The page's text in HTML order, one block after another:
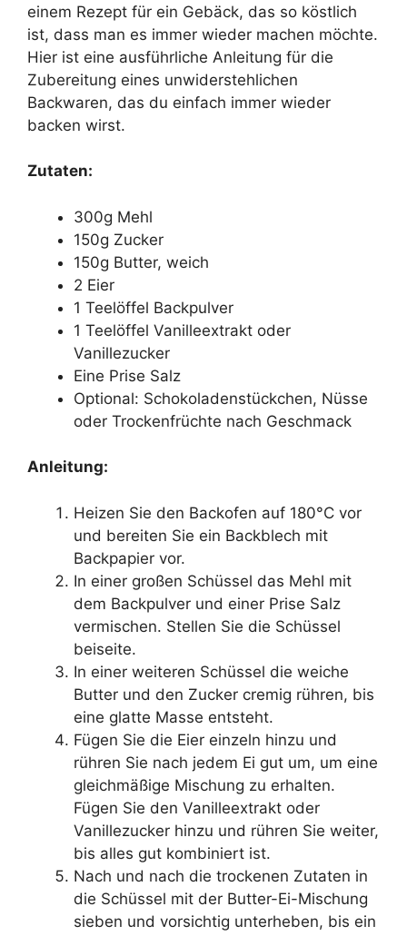
einem Rezept für ein Gebäck, das so köstlich
ist, dass man es immer wieder machen möchte.
Hier ist eine ausführliche Anleitung für die
Zubereitung eines unwiderstehlichen
Backwaren, das du einfach immer wieder
backen wirst.
Zutaten:
300g Mehl
150g Zucker
150g Butter, weich
2 Eier
1 Teelöffel Backpulver
1 Teelöffel Vanilleextrakt oder
Vanillezucker
Eine Prise Salz
Optional: Schokoladenstückchen, Nüsse
oder Trockenfrüchte nach Geschmack
Anleitung:
Heizen Sie den Backofen auf 180°C vor
und bereiten Sie ein Backblech mit
Backpapier vor.
In einer großen Schüssel das Mehl mit
dem Backpulver und einer Prise Salz
vermischen. Stellen Sie die Schüssel
beiseite.
In einer weiteren Schüssel die weiche
Butter und den Zucker cremig rühren, bis
eine glatte Masse entsteht.
Fügen Sie die Eier einzeln hinzu und
rühren Sie nach jedem Ei gut um, um eine
gleichmäßige Mischung zu erhalten.
Fügen Sie den Vanilleextrakt oder
Vanillezucker hinzu und rühren Sie weiter,
bis alles gut kombiniert ist.
Nach und nach die trockenen Zutaten in
die Schüssel mit der Butter-Ei-Mischung
sieben und vorsichtig unterheben, bis ein